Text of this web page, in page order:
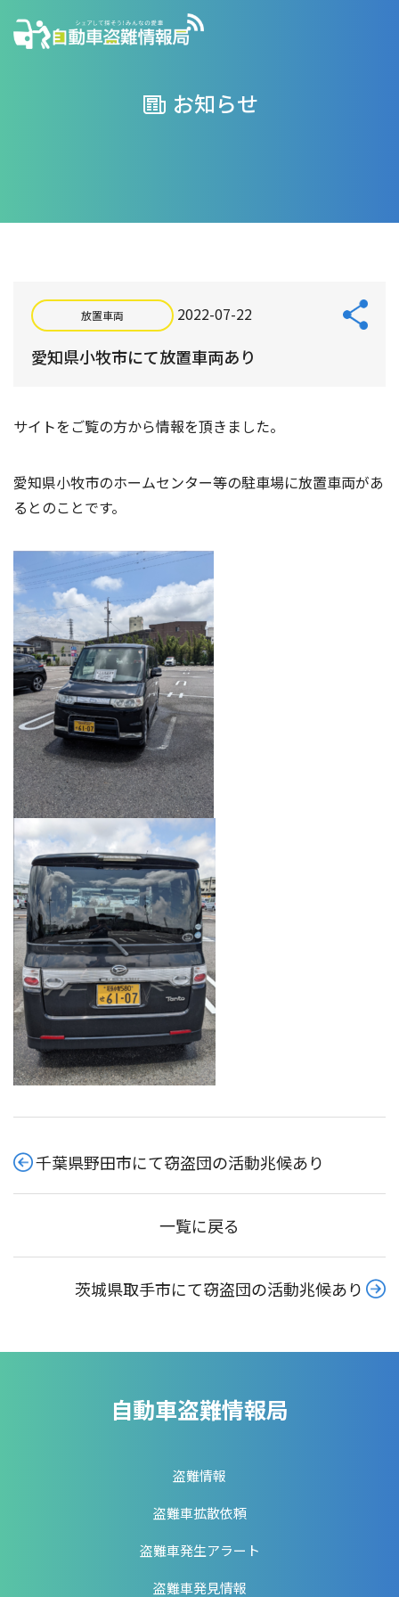
お知らせ
放置車両 2022-07-22
愛知県小牧市にて放置車両あり
サイトをご覧の方から情報を頂きました。
愛知県小牧市のホームセンター等の駐車場に放置車両があ
るとのことです。
千葉県野田市にて窃盗団の活動兆候あり
一覧に戻る
茨城県取手市にて窃盗団の活動兆候あり
自動車盗難情報局
盗難情報
盗難車拡散依頼
盗難車発生アラート
盗難車発見情報